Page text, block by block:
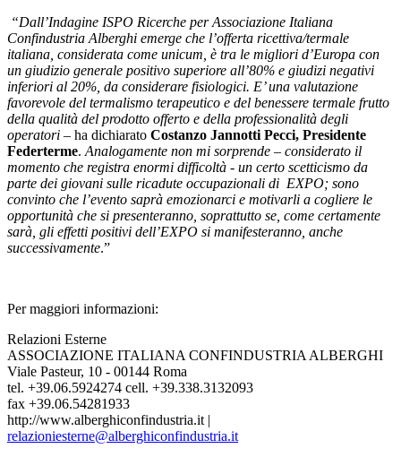
“Dall’Indagine ISPO Ricerche per Associazione Italiana
Confindustria Alberghi emerge che l’offerta ricettiva/termale
italiana, considerata come unicum, è tra le migliori d’Europa con
un giudizio generale positivo superiore all’80% e giudizi negativi
inferiori al 20%, da considerare fisiologici. E’ una valutazione
favorevole del termalismo terapeutico e del benessere termale frutto
della qualità del prodotto offerto e della professionalità degli
operatori – ha dichiarato Costanzo Jannotti Pecci, Presidente
Federterme. Analogamente non mi sorprende – considerato il
momento che registra enormi difficoltà - un certo scetticismo da
parte dei giovani sulle ricadute occupazionali di EXPO; sono
convinto che l’evento saprà emozionarci e motivarli a cogliere le
opportunità che si presenteranno, soprattutto se, come certamente
sarà, gli effetti positivi dell’EXPO si manifesteranno, anche
successivamente.”
Per maggiori informazioni:
Relazioni Esterne
ASSOCIAZIONE ITALIANA CONFINDUSTRIA ALBERGHI
Viale Pasteur, 10 - 00144 Roma
tel. +39.06.5924274 cell. +39.338.3132093
fax +39.06.54281933
http://www.alberghiconfindustria.it |
relazioniesterne@alberghiconfindustria.it